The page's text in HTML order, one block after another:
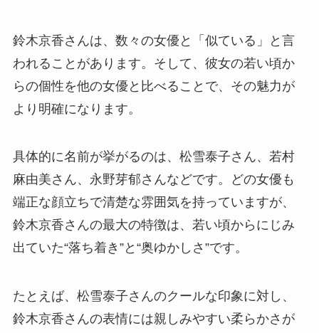
鈴木京香さんは、数々の女優と「似ている」と言
われることがあります。そして、彼女の若い頃か
らの個性を他の女優と比べることで、その魅力が
より明確になります。
具体的に名前が挙がるのは、松雪泰子さん、若村
麻由美さん、永野芽郁さんなどです。どの女優も
端正な顔立ちで清楚な雰囲気を持っていますが、
鈴木京香さんの最大の特徴は、若い頃からにじみ
出ていた“落ち着き”と“奥ゆかしさ”です。
たとえば、松雪泰子さんのクールな印象に対し、
鈴木京香さんの表情には親しみやすい柔らかさが